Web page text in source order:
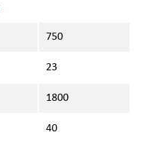
750
23
1800
40